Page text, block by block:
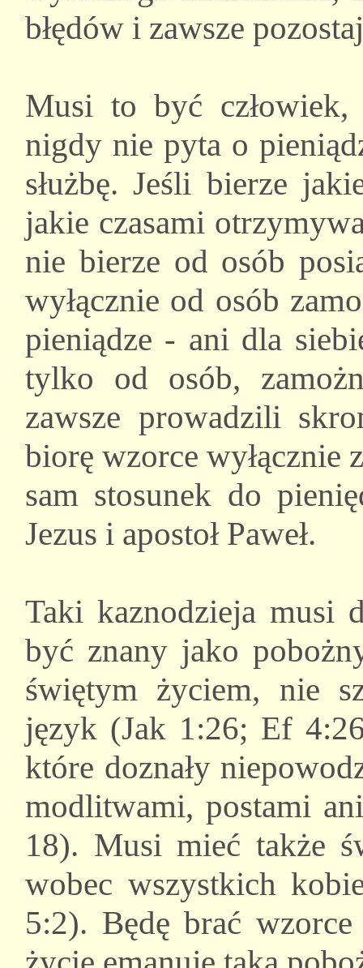
błędów i zawsze
Musi to być
nigdy nie pyta o
służbę. Jeśli bierze
jakie czasami
nie bierze od osób
wyłącznie od osób
pieniądze - ani dla
tylko od osób,
zawsze prowadzili
biorę wzorce wyłącznie
sam stosunek do
Jezus i apostoł Paweł.
Taki kaznodzieja musi
być znany jako
świętym życiem, nie
język (Jak 1:26; Ef
które doznały
modlitwami, postami
18). Musi mieć także
wobec wszystkich
5:2). Będę brać